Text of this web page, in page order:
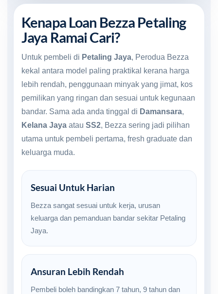
Kenapa Loan Bezza Petaling
Jaya Ramai Cari?
Untuk pembeli di Petaling Jaya, Perodua Bezza
kekal antara model paling praktikal kerana harga
lebih rendah, penggunaan minyak yang jimat, kos
pemilikan yang ringan dan sesuai untuk kegunaan
bandar. Sama ada anda tinggal di Damansara,
Kelana Jaya atau SS2, Bezza sering jadi pilihan
utama untuk pembeli pertama, fresh graduate dan
keluarga muda.
Sesuai Untuk Harian
Bezza sangat sesuai untuk kerja, urusan
keluarga dan pemanduan bandar sekitar Petaling
Jaya.
Ansuran Lebih Rendah
Pembeli boleh bandingkan 7 tahun, 9 tahun dan